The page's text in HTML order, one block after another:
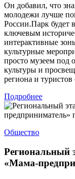
Он добавил, что
молодежи лучше
России.Парк будет
ключевым
интерактивные
культурные
просто музеем
культуры и
региона и туристов
Подробнее
Общество
Региональный
«Мама-